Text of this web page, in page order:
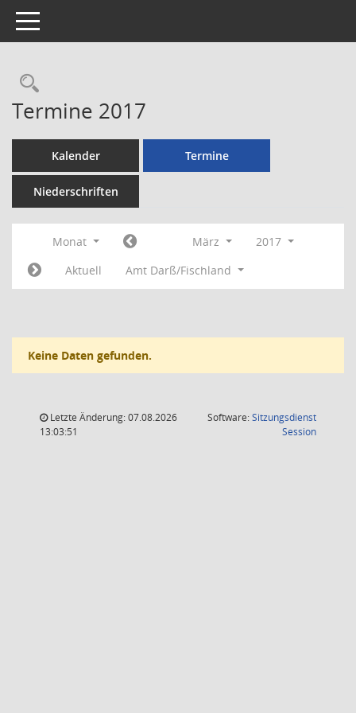
Toggle navigation
Rechercheauswahl
Termine 2017
Kalender Termine
Niederschriften
Monat März
2017
Aktuell
Amt Darß/Fischland
Keine Daten gefunden.
Letzte Änderung: 07.08.2026
13:03:51
Software:Sitzungsdienst
Session(Wird in